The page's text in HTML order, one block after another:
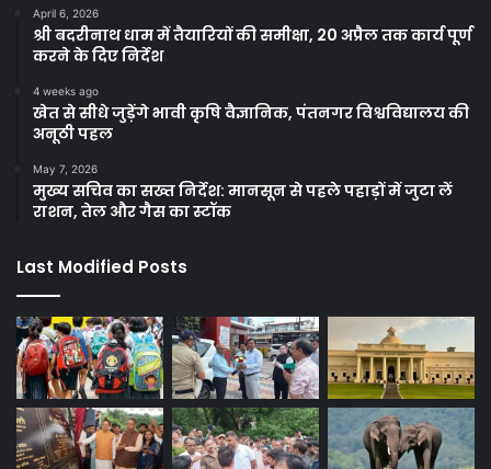
April 6, 2026
श्री बदरीनाथ धाम में तैयारियों की समीक्षा, 20 अप्रैल तक कार्य पूर्ण
करने के दिए निर्देश
4 weeks ago
खेत से सीधे जुड़ेंगे भावी कृषि वैज्ञानिक, पंतनगर विश्वविद्यालय की
अनूठी पहल
May 7, 2026
मुख्य सचिव का सख्त निर्देश: मानसून से पहले पहाड़ों में जुटा लें
राशन, तेल और गैस का स्टॉक
Last Modified Posts